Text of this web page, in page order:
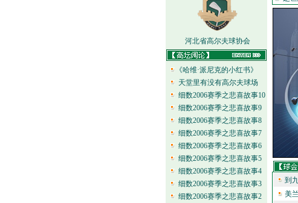
河北省高尔夫球协会
《哈维·派尼克的小红书》
天堂里有没有高尔夫球场
细数2006赛季之悲喜故事10
细数2006赛季之悲喜故事9
细数2006赛季之悲喜故事8
细数2006赛季之悲喜故事7
细数2006赛季之悲喜故事6
细数2006赛季之悲喜故事5
细数2006赛季之悲喜故事4
细数2006赛季之悲喜故事3
细数2006赛季之悲喜故事2
到
美